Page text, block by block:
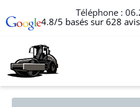
Téléphone :
4.8/5 basés sur 628 avis